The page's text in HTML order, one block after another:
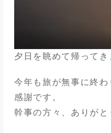
夕日を眺めて帰ってき
今年も旅が無事に終
感謝です。
幹事の方々、ありがと